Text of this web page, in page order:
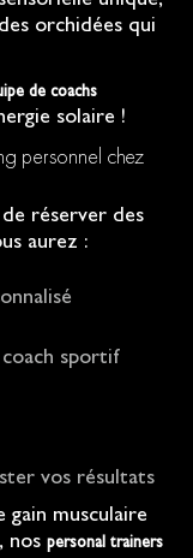
orchidées qui
de coachs
solaire !
personnel chez
réserver des
aurez :
coach sportif
vos résultats
gain musculaire
nos personal trainers